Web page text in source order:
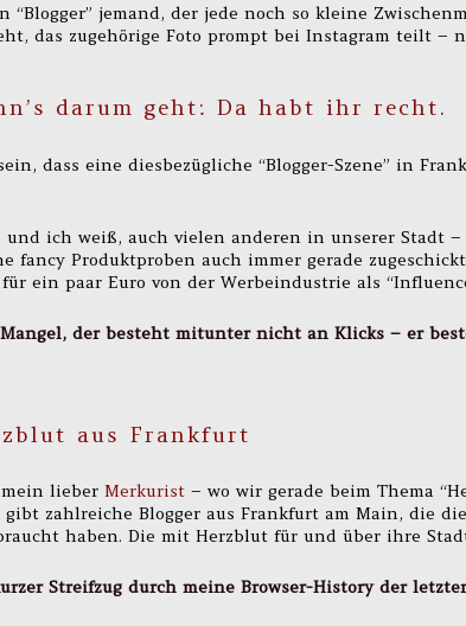
“Blogger” jemand, der jede noch so kleine
das zugehörige Foto prompt bei Instagram teilt –
darum geht: Da habt ihr recht.
dass eine diesbezügliche “Blogger-Szene” in
und ich weiß, auch vielen anderen in unserer Stadt
fancy Produktproben auch immer gerade
ein paar Euro von der Werbeindustrie als
der besteht mitunter nicht an Klicks – er
aus Frankfurt
lieber Merkurist – wo wir gerade beim Thema
gibt zahlreiche Blogger aus Frankfurt am Main, die
haben. Die mit Herzblut für und über ihre
Streifzug durch meine Browser-History der